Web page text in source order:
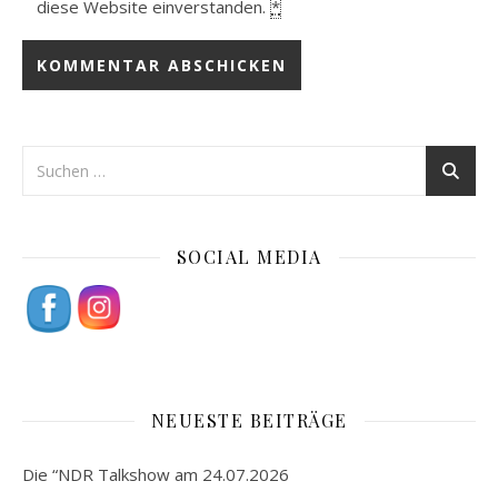
diese Website einverstanden. *
SOCIAL MEDIA
NEUESTE BEITRÄGE
Die “NDR Talkshow am 24.07.2026